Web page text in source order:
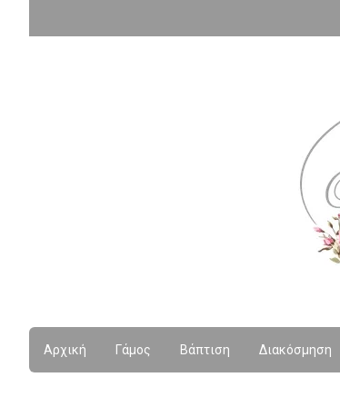
Αρχική Γάμος Βάπτιση Διακόσμηση